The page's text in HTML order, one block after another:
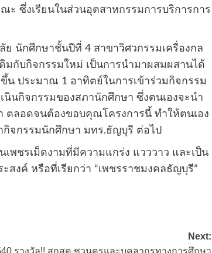
ะ ซึ่งเรียนในส่วนอุตสาหกรรมการบริการการ
ย นักศึกษาชั้นปีที่ 4 สาขาวิศวกรรมเครื่องกล
มกับกิจกรรมใหม่ เป็นการนำมาผสมผสานได้
น ประมาณ 1 อาทิตย์ในการเข้าร่วมกิจกรรม
นินกิจกรรมของสภานักศึกษา ซึ่งตนเองจะนำ
ตลอดจนต้องขอบคุณโครงการนี้ ทำให้ตนเอง
จกรรมนักศึกษา มทร.ธัญบุรี ต่อไป
พชรเม็ดงามที่มีความแกร่ง แวววาว และเป็น
งค์ หรือที่เรียกว่า “เพชรราชมงคลธัญบุรี”
Next: